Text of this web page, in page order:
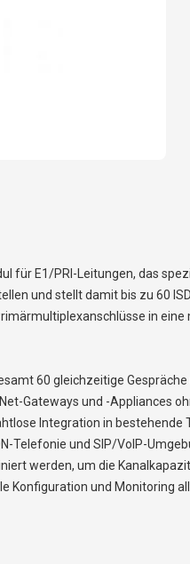
für E1/PRI-Leitungen, das
und stellt damit bis zu 60
in
60 gleichzeitige Gespräche
Gateways und -Appliances
Integration in
Telefonie und SIP/VoIP-
werden, um die
und Monitoring